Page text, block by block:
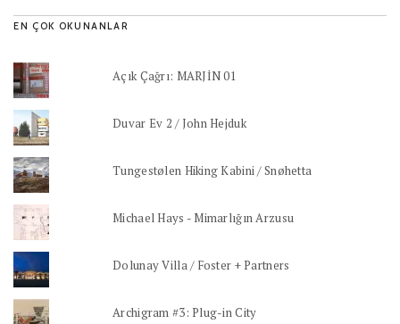
EN ÇOK OKUNANLAR
Açık Çağrı: MARJİN 01
Duvar Ev 2 / John Hejduk
Tungestølen Hiking Kabini / Snøhetta
Michael Hays - Mimarlığın Arzusu
Dolunay Villa / Foster + Partners
Archigram #3: Plug-in City